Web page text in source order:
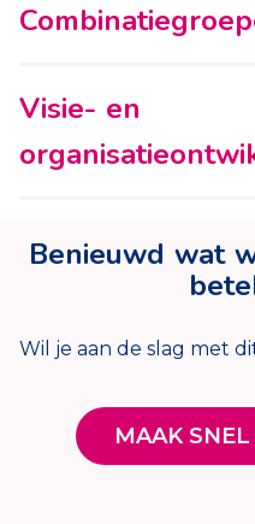
Visie- en
Benieuwd wat
Wil je aan de slag met
MAAK